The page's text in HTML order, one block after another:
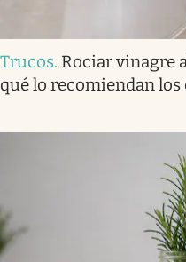
Trucos. Rociar vinagre
qué lo recomiendan los